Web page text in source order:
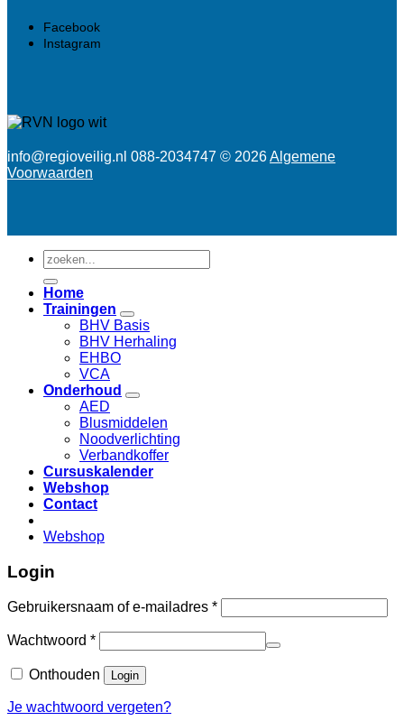
Facebook
Instagram
info@regioveilig.nl 088-2034747 © 2026Algemene
Voorwaarden
Zoeken
naar:
Home
Trainingen
BHV Basis
BHV Herhaling
EHBO
VCA
Onderhoud
AED
Blusmiddelen
Noodverlichting
Verbandkoffer
Cursuskalender
Webshop
Contact
Webshop
Login
Gebruikersnaam of e-mailadres *
Wachtwoord *
Onthouden Login
Je wachtwoord vergeten?